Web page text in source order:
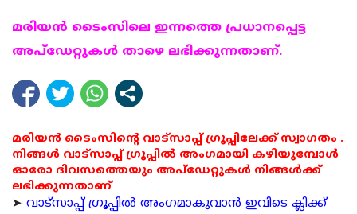
മരിയന്‍ ടൈംസിലെ ഇന്നത്തെ പ്രധാനപ്പെട്ട
അപ്ഡേറ്റുകള്‍ താഴെ ലഭിക്കുന്നതാണ്.
മരിയൻ ടൈംസിന്റെ വാട്സാപ്പ് ഗ്രൂപ്പിലേക്ക് സ്വാഗതം .
നിങ്ങൾ വാട്സാപ്പ് ഗ്രൂപ്പിൽ അംഗമായി കഴിയുമ്പോൾ
ഓരോ ദിവസത്തെയും അപ്ഡേറ്റുകൾ നിങ്ങൾക്ക്
ലഭിക്കുന്നതാണ്
➤ വാട്സാപ്പ് ഗ്രൂപ്പിൽ അംഗമാകുവാൻ ഇവിടെ ക്ലിക്ക്